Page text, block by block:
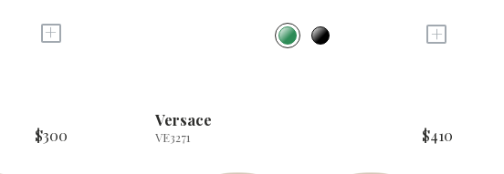
+ +
$300
Versace
VE3271 $410